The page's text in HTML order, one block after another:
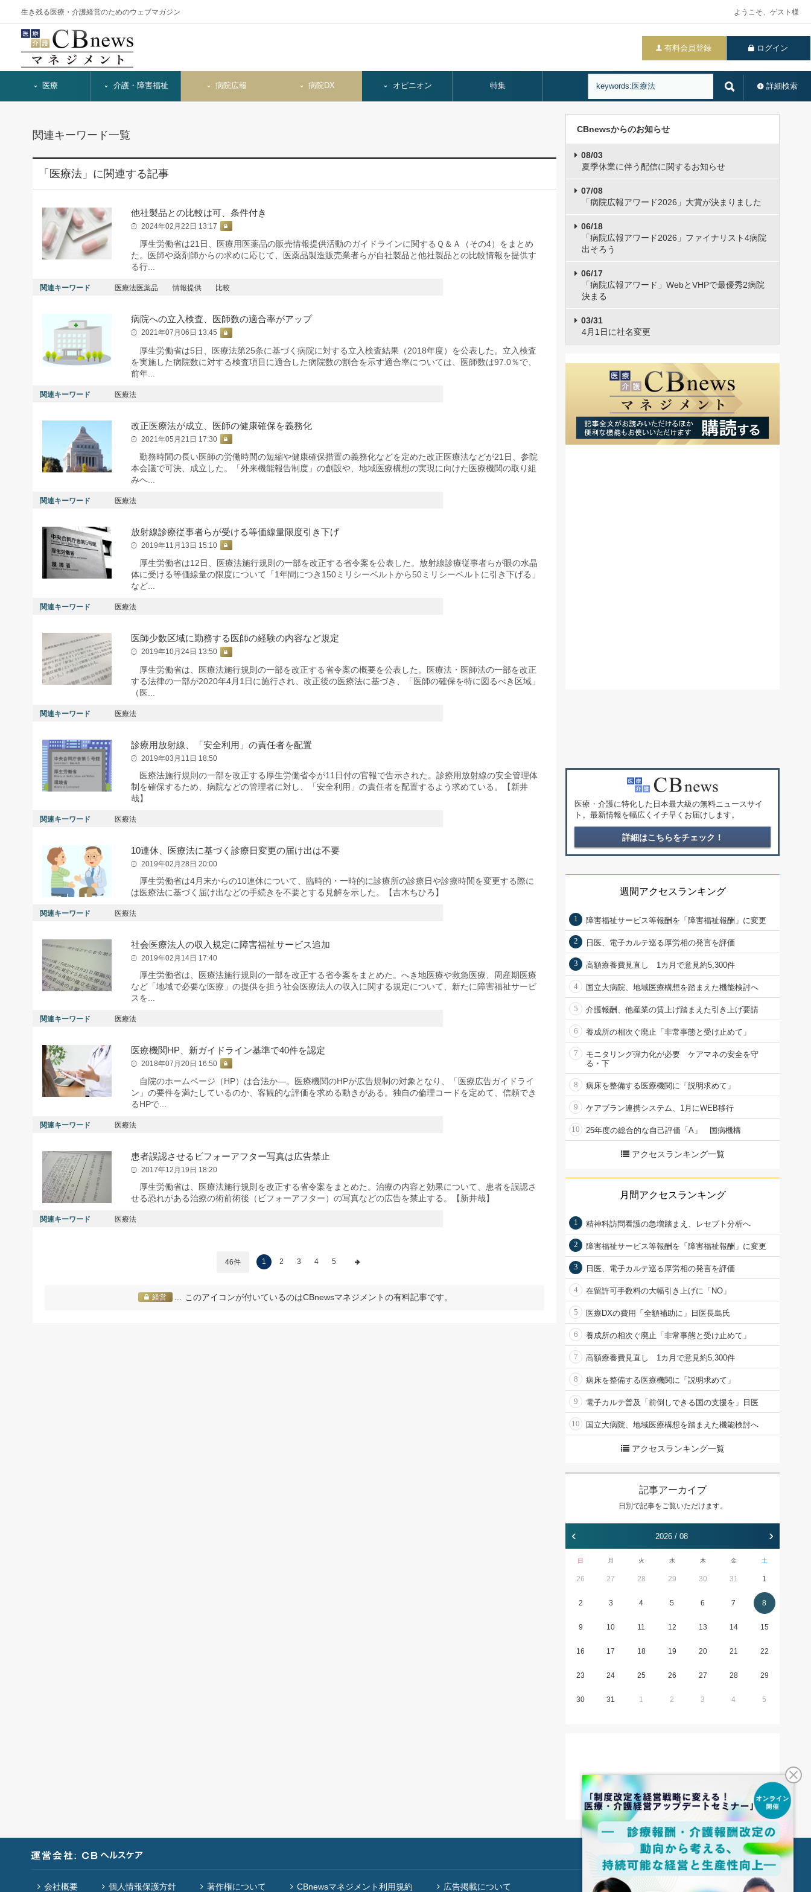
生き残る医療・介護経営のためのウェブマガジン ようこそ、ゲスト様
有料会員登録 ログイン
詳細検索
医療 介護・障害福祉 病院広報 病院DX オピニオン 特集
関連キーワード一覧
「医療法」に関連する記事
他社製品との比較は可、条件付き
2024年02月22日 13:17
厚生労働省は21日、医療用医薬品の販売情報提供活動のガイドラインに関するＱ＆Ａ（その4）をまとめ
た。医師や薬剤師からの求めに応じて、医薬品製造販売業者らが自社製品と他社製品との比較情報を提供す
る行...
関連キーワード 医療法医薬品 情報提供 比較
病院への立入検査、医師数の適合率がアップ
2021年07月06日 13:45
厚生労働省は5日、医療法第25条に基づく病院に対する立入検査結果（2018年度）を公表した。立入検査
を実施した病院数に対する検査項目に適合した病院数の割合を示す適合率については、医師数は97.0％で、
前年...
関連キーワード 医療法
改正医療法が成立、医師の健康確保を義務化
2021年05月21日 17:30
勤務時間の長い医師の労働時間の短縮や健康確保措置の義務化などを定めた改正医療法などが21日、参院
本会議で可決、成立した。「外来機能報告制度」の創設や、地域医療構想の実現に向けた医療機関の取り組
みへ...
関連キーワード 医療法
放射線診療従事者らが受ける等価線量限度引き下げ
2019年11月13日 15:10
厚生労働省は12日、医療法施行規則の一部を改正する省令案を公表した。放射線診療従事者らが眼の水晶
体に受ける等価線量の限度について「1年間につき150ミリシーベルトから50ミリシーベルトに引き下げる」
など...
関連キーワード 医療法
医師少数区域に勤務する医師の経験の内容など規定
2019年10月24日 13:50
厚生労働省は、医療法施行規則の一部を改正する省令案の概要を公表した。医療法・医師法の一部を改正
する法律の一部が2020年4月1日に施行され、改正後の医療法に基づき、「医師の確保を特に図るべき区域」
（医...
関連キーワード 医療法
診療用放射線、「安全利用」の責任者を配置
2019年03月11日 18:50
医療法施行規則の一部を改正する厚生労働省令が11日付の官報で告示された。診療用放射線の安全管理体
制を確保するため、病院などの管理者に対し、「安全利用」の責任者を配置するよう求めている。【新井
哉】
関連キーワード 医療法
10連休、医療法に基づく診療日変更の届け出は不要
2019年02月28日 20:00
厚生労働省は4月末からの10連休について、臨時的・一時的に診療所の診療日や診療時間を変更する際に
は医療法に基づく届け出などの手続きを不要とする見解を示した。【吉木ちひろ】
関連キーワード 医療法
社会医療法人の収入規定に障害福祉サービス追加
2019年02月14日 17:40
厚生労働省は、医療法施行規則の一部を改正する省令案をまとめた。へき地医療や救急医療、周産期医療
など「地域で必要な医療」の提供を担う社会医療法人の収入に関する規定について、新たに障害福祉サービ
スを...
関連キーワード 医療法
医療機関HP、新ガイドライン基準で40件を認定
2018年07月20日 16:50
自院のホームページ（HP）は合法か―。医療機関のHPが広告規制の対象となり、「医療広告ガイドライ
ン」の要件を満たしているのか、客観的な評価を求める動きがある。独自の倫理コードを定めて、信頼でき
るHPで...
関連キーワード 医療法
患者誤認させるビフォーアフター写真は広告禁止
2017年12月19日 18:20
厚生労働省は、医療法施行規則を改正する省令案をまとめた。治療の内容と効果について、患者を誤認さ
せる恐れがある治療の術前術後（ビフォーアフター）の写真などの広告を禁止する。【新井哉】
関連キーワード 医療法
46件 1 2 3 4 5
経営 … このアイコンが付いているのはCBnewsマネジメントの有料記事です。
CBnewsからのお知らせ
08/03
夏季休業に伴う配信に関するお知らせ
07/08
「病院広報アワード2026」大賞が決まりました
06/18
「病院広報アワード2026」ファイナリスト4病院
出そろう
06/17
「病院広報アワード」WebとVHPで最優秀2病院
決まる
03/31
4月1日に社名変更
医療・介護に特化した日本最大級の無料ニュースサイ
ト。最新情報を幅広くイチ早くお届けします。
詳細はこちらをチェック！
週間アクセスランキング
1 障害福祉サービス等報酬を「障害福祉報酬」に変更
2 日医、電子カルテ巡る厚労相の発言を評価
3 高額療養費見直し 1カ月で意見約5,300件
4 国立大病院、地域医療構想を踏まえた機能検討へ
5 介護報酬、他産業の賃上げ踏まえた引き上げ要請
6 養成所の相次ぐ廃止「非常事態と受け止めて」
7
モニタリング弾力化が必要 ケアマネの安全を守
る・下
8 病床を整備する医療機関に「説明求めて」
9 ケアプラン連携システム、1月にWEB移行
10 25年度の総合的な自己評価「A」 国病機構
アクセスランキング一覧
月間アクセスランキング
1 精神科訪問看護の急増踏まえ、レセプト分析へ
2 障害福祉サービス等報酬を「障害福祉報酬」に変更
3 日医、電子カルテ巡る厚労相の発言を評価
4 在留許可手数料の大幅引き上げに「NO」
5 医療DXの費用「全額補助に」日医長島氏
6 養成所の相次ぐ廃止「非常事態と受け止めて」
7 高額療養費見直し 1カ月で意見約5,300件
8 病床を整備する医療機関に「説明求めて」
9 電子カルテ普及「前倒しできる国の支援を」日医
10 国立大病院、地域医療構想を踏まえた機能検討へ
アクセスランキング一覧
記事アーカイブ
日別で記事をご覧いただけます。
‹ 2026 / 08 ›
日 月 火 水 木 金 土
26 27 28 29 30 31 1
2 3 4 5 6 7 8
9 10 11 12 13 14 15
16 17 18 19 20 21 22
23 24 25 26 27 28 29
30 31 1 2 3 4 5
会社概要 個人情報保護方針 著作権について CBnewsマネジメント利用規約 広告掲載について